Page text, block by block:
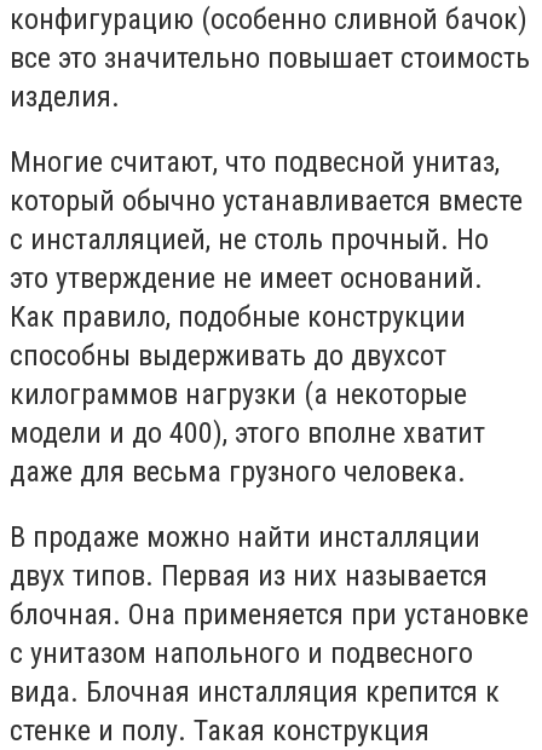
конфигурацию (особенно сливной бачок)
все это значительно повышает стоимость
изделия.
Многие считают, что подвесной унитаз,
который обычно устанавливается вместе
с инсталляцией, не столь прочный. Но
это утверждение не имеет оснований.
Как правило, подобные конструкции
способны выдерживать до двухсот
килограммов нагрузки (а некоторые
модели и до 400), этого вполне хватит
даже для весьма грузного человека.
В продаже можно найти инсталляции
двух типов. Первая из них называется
блочная. Она применяется при установке
с унитазом напольного и подвесного
вида. Блочная инсталляция крепится к
стенке и полу. Такая конструкция